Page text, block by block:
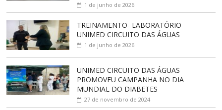
1 de junho de 2026
TREINAMENTO- LABORATÓRIO
UNIMED CIRCUITO DAS ÁGUAS
1 de junho de 2026
UNIMED CIRCUITO DAS ÁGUAS
PROMOVEU CAMPANHA NO DIA
MUNDIAL DO DIABETES
27 de novembro de 2024